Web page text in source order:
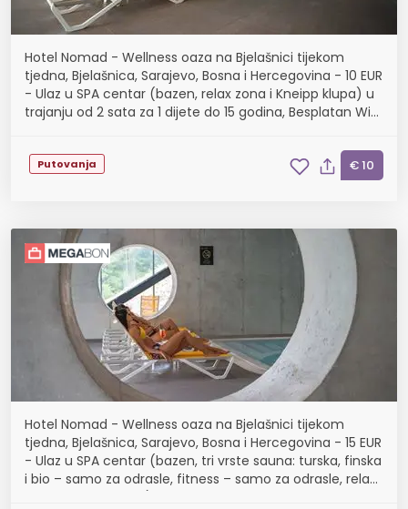
Hotel Nomad - Wellness oaza na Bjelašnici tijekom
tjedna, Bjelašnica, Sarajevo, Bosna i Hercegovina - 10 EUR
- Ulaz u SPA centar (bazen, relax zona i Kneipp klupa) u
trajanju od 2 sata za 1 dijete do 15 godina, Besplatan Wi-
Putovanja € 10
Hotel Nomad - Wellness oaza na Bjelašnici tijekom
tjedna, Bjelašnica, Sarajevo, Bosna i Hercegovina - 15 EUR
- Ulaz u SPA centar (bazen, tri vrste sauna: turska, finska
i bio – samo za odrasle, fitness – samo za odrasle, relax